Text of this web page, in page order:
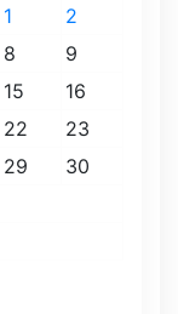
1
2
8
9
15
16
22
23
29
30